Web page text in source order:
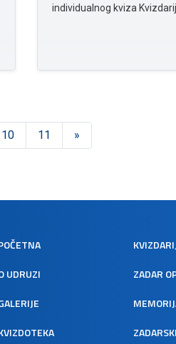
individualnog kviza
10 11 »
UDRUZI
ZADAR